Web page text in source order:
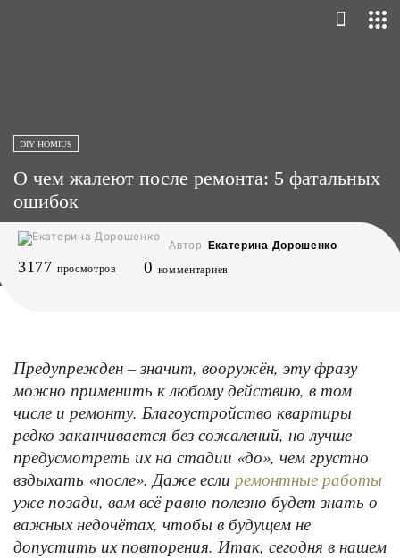
DIY HOMIUS
О чем жалеют после ремонта: 5 фатальных
ошибок
Автор Екатерина Дорошенко
3177 просмотров 0 комментариев
Предупрежден – значит, вооружён, эту фразу
можно применить к любому действию, в том
числе и ремонту. Благоустройство квартиры
редко заканчивается без сожалений, но лучше
предусмотреть их на стадии «до», чем грустно
вздыхать «после». Даже если ремонтные работы
уже позади, вам всё равно полезно будет знать о
важных недочётах, чтобы в будущем не
допустить их повторения. Итак, сегодня в нашем